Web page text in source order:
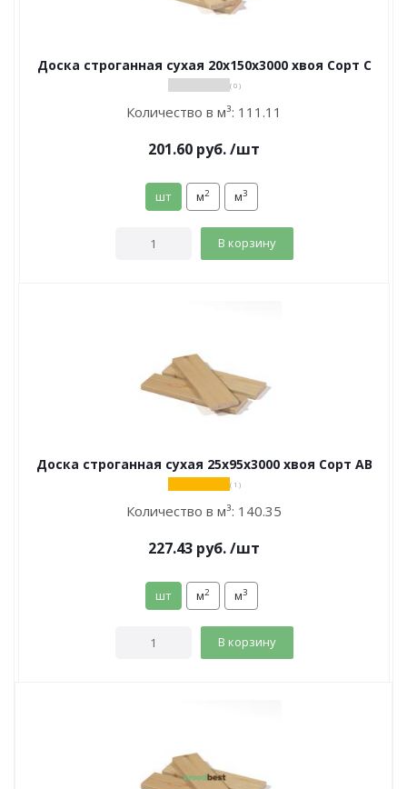
Доска строганная сухая 20х150х3000 хвоя Сорт С
( 0 )
Количество в м³: 111.11
201.60 руб./шт
шт м2 м3
В корзину
Доска строганная сухая 25х95х3000 хвоя Сорт АВ
( 1 )
Количество в м³: 140.35
227.43 руб./шт
шт м2 м3
В корзину